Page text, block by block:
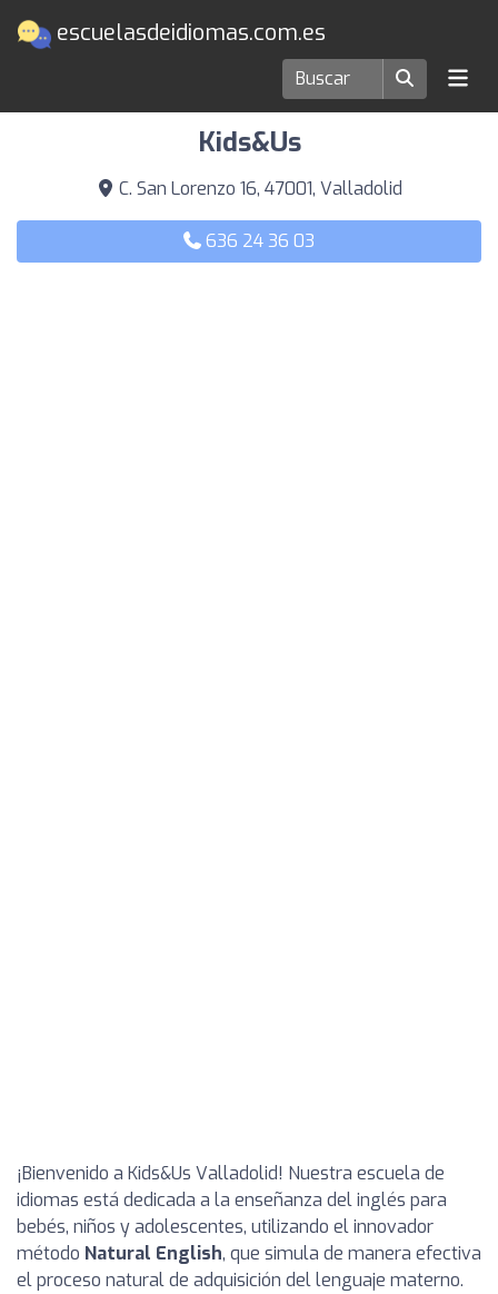
escuelasdeidiomas.com.es
Escuelas de idiomas en Valladolid
Kids&Us
C. San Lorenzo 16, 47001, Valladolid
636 24 36 03
¡Bienvenido a Kids&Us Valladolid! Nuestra escuela de
idiomas está dedicada a la enseñanza del inglés para
bebés, niños y adolescentes, utilizando el innovador
método Natural English, que simula de manera efectiva
el proceso natural de adquisición del lenguaje materno.